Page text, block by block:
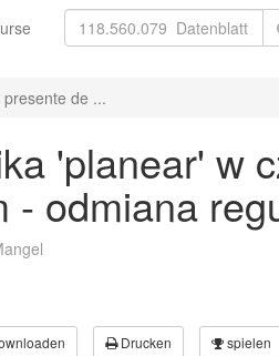
de ...
'planear' w
- odmiana
Drucken spielen